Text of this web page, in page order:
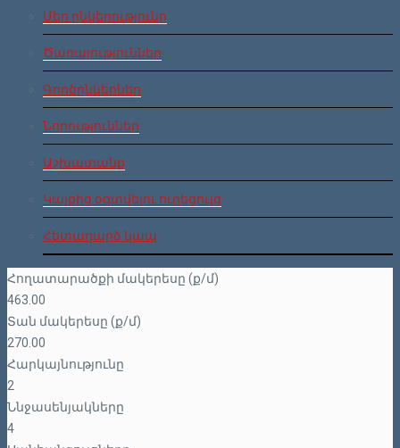
Մեր ընկերությունը
Ծառայություններ
Գործընկերներ
Նորություններ
Աշխատանք
Կայքից օգտվելու ուղեցույց
Հետադարձ կապ
Հողատարածքի մակերեսը (ք/մ)
463.00
Տան մակերեսը (ք/մ)
270.00
Հարկայնությունը
2
Ննջասենյակները
4